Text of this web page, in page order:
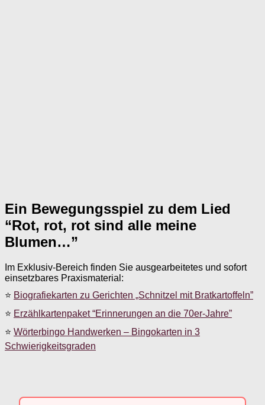
Ein Bewegungsspiel zu dem Lied
“Rot, rot, rot sind alle meine
Blumen…”
Im Exklusiv-Bereich finden Sie ausgearbeitetes und sofort
einsetzbares Praxismaterial:
⭐ Biografiekarten zu Gerichten „Schnitzel mit Bratkartoffeln”
⭐ Erzählkartenpaket “Erinnerungen an die 70er-Jahre”
⭐ Wörterbingo Handwerken – Bingokarten in 3
Schwierigkeitsgraden